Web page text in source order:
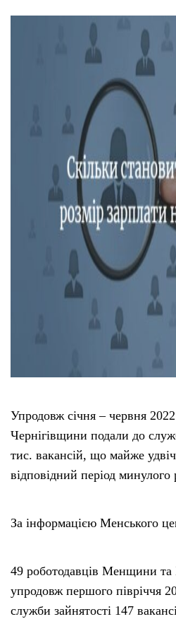
Упродовж січня – червня
Чернігівщини подали до
тис. вакансій, що майже
відповідний період минулого
За інформацією Менського
49 роботодавців Менщини
упродовж першого півріччя
служби зайнятості 147